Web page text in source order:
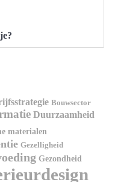
Bouwsector
Duurzaamheid
materialen
Gezelligheid
Gezondheid